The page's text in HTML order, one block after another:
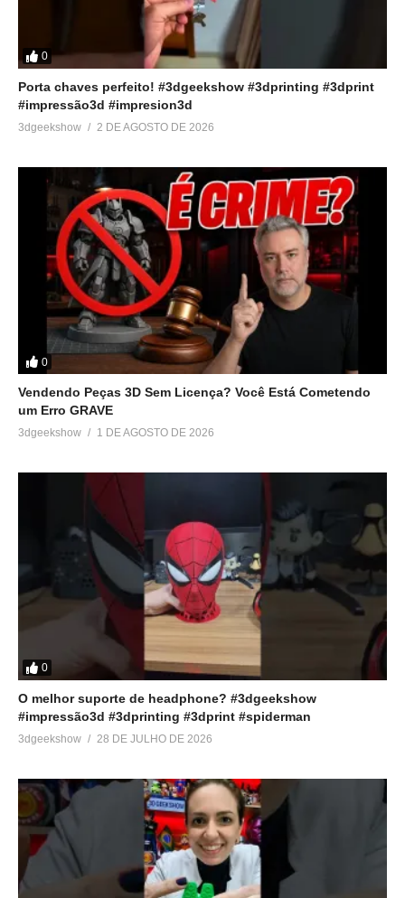
0
Porta chaves perfeito! #3dgeekshow #3dprinting #3dprint
#impressão3d #impresion3d
3dgeekshow 2 DE AGOSTO DE 2026
0
Vendendo Peças 3D Sem Licença? Você Está Cometendo
um Erro GRAVE
3dgeekshow 1 DE AGOSTO DE 2026
0
O melhor suporte de headphone? #3dgeekshow
#impressão3d #3dprinting #3dprint #spiderman
3dgeekshow 28 DE JULHO DE 2026